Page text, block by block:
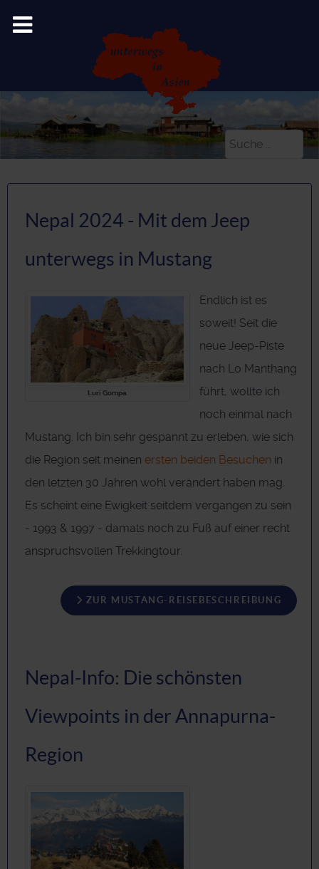
Suchen
Nepal 2024 - Mit dem Jeep
unterwegs in Mustang
Luri Gompa
Endlich ist es
soweit! Seit die
neue Jeep-Piste
nach Lo Manthang
führt, wollte ich
noch einmal nach
Mustang. Ich bin sehr gespannt zu erleben, wie sich
die Region seit meinen ersten beiden Besuchen in
den letzten 30 Jahren wohl verändert haben mag.
Es scheint eine Ewigkeit seitdem vergangen zu sein
- 1993 & 1997 - damals noch zu Fuß auf einer recht
anspruchsvollen Trekkingtour.
ZUR MUSTANG-REISEBESCHREIBUNG
Nepal-Info: Die schönsten
Viewpoints in der Annapurna-
Region